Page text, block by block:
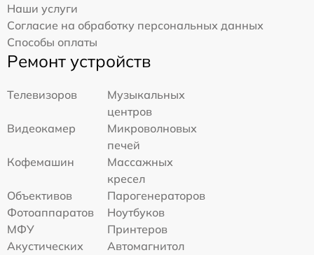
Наши услуги
Согласие на обработку персональных данных
Способы оплаты
Ремонт устройств
Телевизоров
Музыкальных
центров
Видеокамер
Микроволновых
печей
Кофемашин
Массажных
кресел
Объективов
Парогенераторов
Фотоаппаратов
Ноутбуков
МФУ
Принтеров
Акустических
Автомагнитол